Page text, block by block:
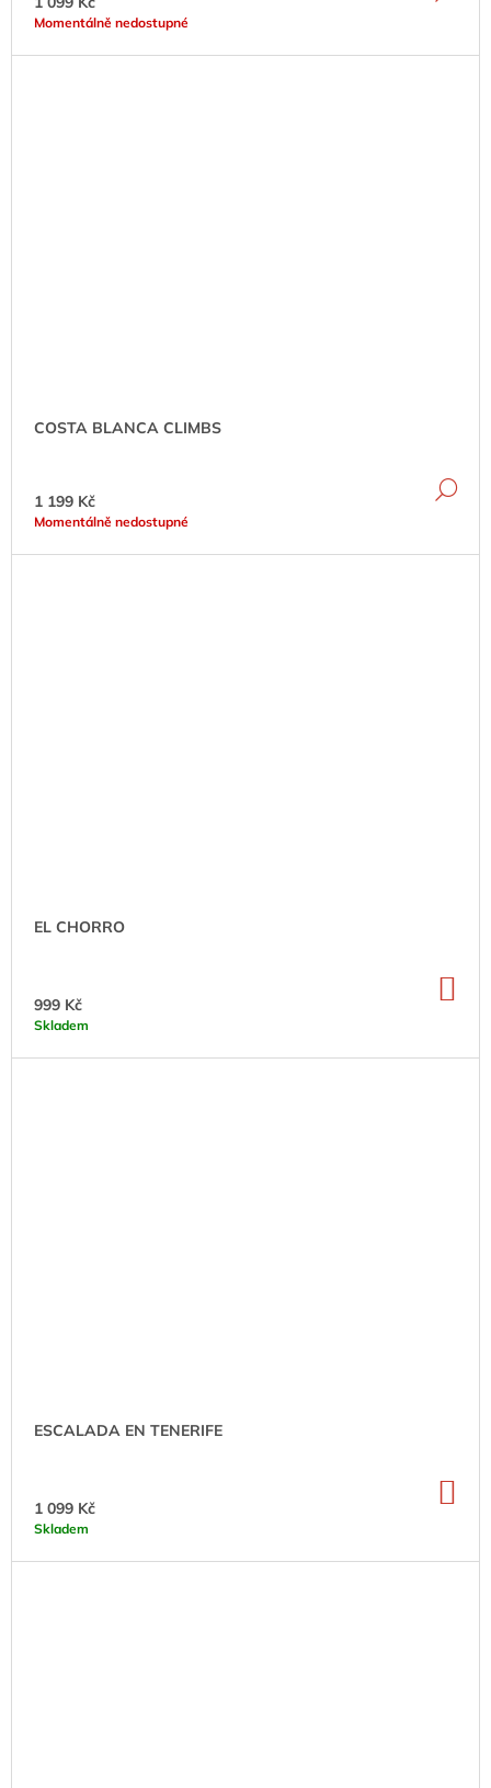
Momentálně nedostupné
COSTA BLANCA CLIMBS
1 199 Kč
Momentálně nedostupné
EL CHORRO
999 Kč
Skladem
ESCALADA EN TENERIFE
1 099 Kč
Skladem